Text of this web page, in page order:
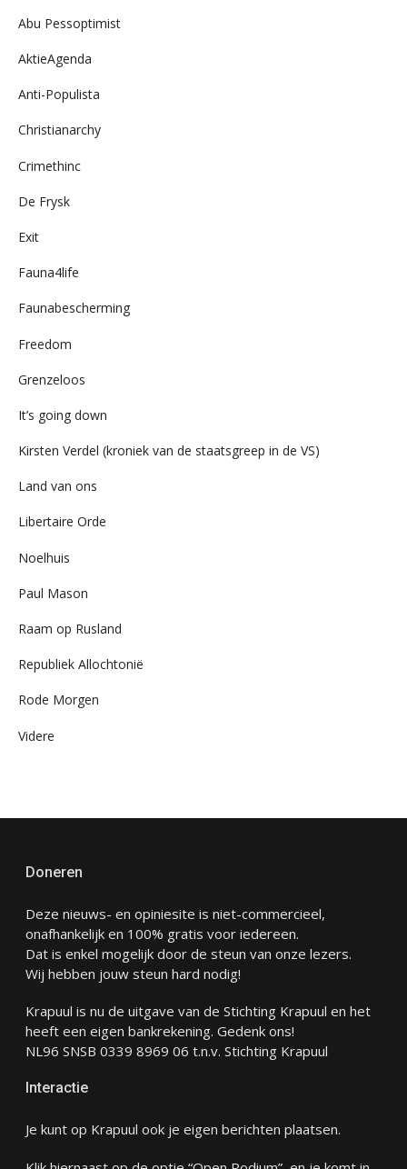
Abu Pessoptimist
AktieAgenda
Anti-Populista
Christianarchy
Crimethinc
De Frysk
Exit
Fauna4life
Faunabescherming
Freedom
Grenzeloos
It’s going down
Kirsten Verdel (kroniek van de staatsgreep in de VS)
Land van ons
Libertaire Orde
Noelhuis
Paul Mason
Raam op Rusland
Republiek Allochtonië
Rode Morgen
Videre
Doneren
Deze nieuws- en opiniesite is niet-commercieel,
onafhankelijk en 100% gratis voor iedereen.
Dat is enkel mogelijk door de steun van onze lezers.
Wij hebben jouw steun hard nodig!
Krapuul is nu de uitgave van de Stichting Krapuul en het
heeft een eigen bankrekening. Gedenk ons!
NL96 SNSB 0339 8969 06 t.n.v. Stichting Krapuul
Interactie
Je kunt op Krapuul ook je eigen berichten plaatsen.